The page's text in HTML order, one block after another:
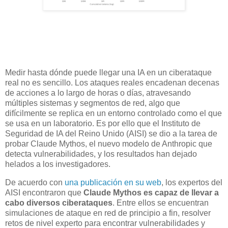
Medir hasta dónde puede llegar una IA en un ciberataque
real no es sencillo. Los ataques reales encadenan decenas
de acciones a lo largo de horas o días, atravesando
múltiples sistemas y segmentos de red, algo que
difícilmente se replica en un entorno controlado como el que
se usa en un laboratorio. Es por ello que el Instituto de
Seguridad de IA del Reino Unido (AISI) se dio a la tarea de
probar Claude Mythos, el nuevo modelo de Anthropic que
detecta vulnerabilidades, y los resultados han dejado
helados a los investigadores.
De acuerdo con una publicación en su web, los expertos del
AISI encontraron que Claude Mythos es capaz de llevar a
cabo diversos ciberataques. Entre ellos se encuentran
simulaciones de ataque en red de principio a fin, resolver
retos de nivel experto para encontrar vulnerabilidades y